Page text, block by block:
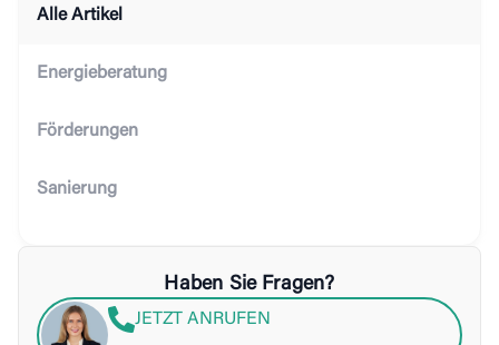
Energieberatung
Förderungen
Sanierung
Alle Artikel
Haben Sie Fragen?
JETZT ANRUFEN